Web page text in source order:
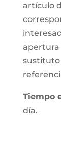
artículo
apertura
sustituto
Tiempo
día.